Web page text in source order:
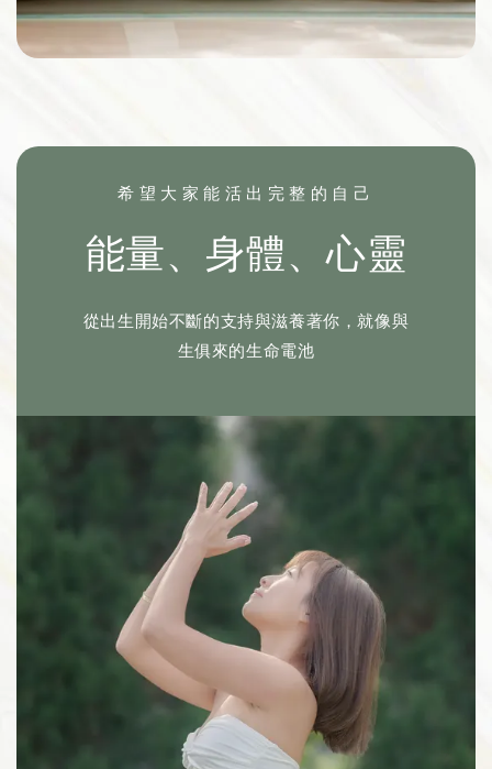
希望大家能活出完整的自己
能量、身體、心靈
從出生開始不斷的支持與滋養著你，就像與
生俱來的生命電池